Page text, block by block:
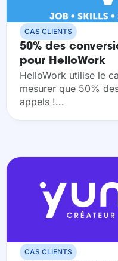
CAS CLIENTS
50% des
pour HelloWork
HelloWork utilise le
mesurer que 50%
appels !...
CAS CLIENTS